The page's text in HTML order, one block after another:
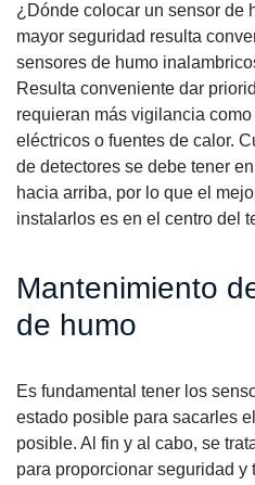
¿Dónde colocar un sensor de
mayor seguridad resulta
sensores de humo
Resulta conveniente dar
requieran más vigilancia
eléctricos o fuentes de calor.
de detectores se debe tener
hacia arriba, por lo que el
instalarlos es en el centro del
Mantenimiento
de humo
Es fundamental tener los
estado posible para sacarles
posible. Al fin y al cabo, se
para proporcionar seguridad